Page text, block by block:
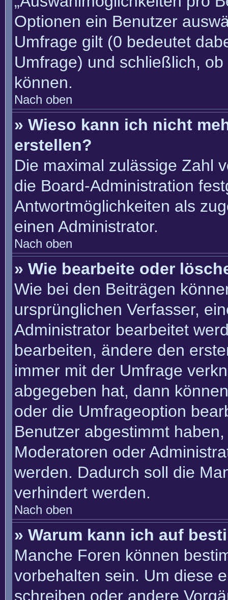
Optionen ein Benutzer
Umfrage gilt (0 bedeutet
Umfrage) und schließlich,
können.
Nach oben
» Wieso kann ich nicht
erstellen?
Die maximal zulässige Zahl
die Board-Administration
Antwortmöglichkeiten als
einen Administrator.
Nach oben
» Wie bearbeite oder
Wie bei den Beiträgen
ursprünglichen Verfasser,
Administrator bearbeitet
bearbeiten, ändere den
immer mit der Umfrage
abgegeben hat, dann
oder die Umfrageoption
Benutzer abgestimmt
Moderatoren oder
werden. Dadurch soll die
verhindert werden.
Nach oben
» Warum kann ich auf
Manche Foren können
vorbehalten sein. Um diese
schreiben oder andere